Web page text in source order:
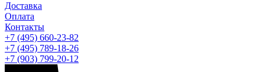
Доставка
Оплата
Контакты
+7 (495) 660-23-82
+7 (495) 789-18-26
+7 (903) 799-20-12